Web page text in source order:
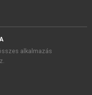
alkalmazás